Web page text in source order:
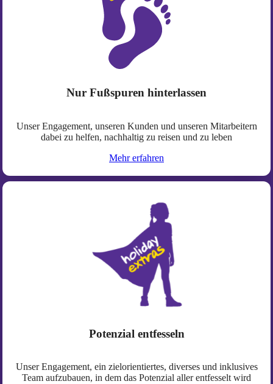
Nur Fußspuren hinterlassen
Unser Engagement, unseren Kunden und unseren Mitarbeitern
dabei zu helfen, nachhaltig zu reisen und zu leben
Mehr erfahren
Potenzial entfesseln
Unser Engagement, ein zielorientiertes, diverses und inklusives
Team aufzubauen, in dem das Potenzial aller entfesselt wird